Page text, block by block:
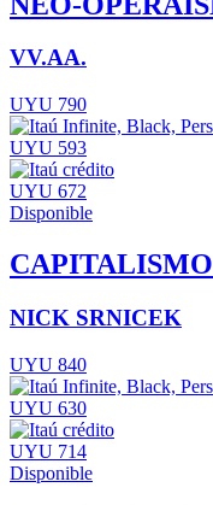
VV.AA.
UYU 790
UYU 593
UYU 672
Disponible
NICK SRNICEK
UYU 840
UYU 630
UYU 714
Disponible